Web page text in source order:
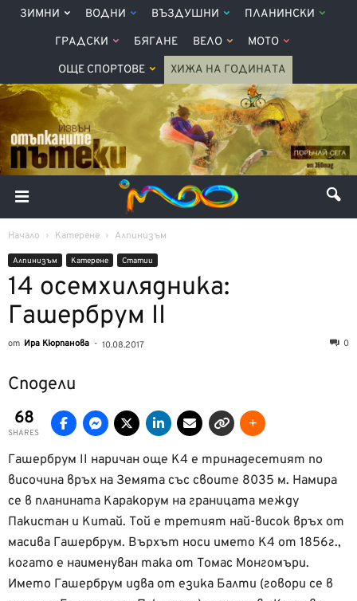
ЗИМНИ ВОДНИ ВЪЗДУШНИ ПЛАНИНСКИ
ГРАДСКИ БЯГАНЕ ВЕЛО МОТО
ОЩЕ СПОРТОВЕ ХИЖА НА ГОДИНАТА
Начало Катерене Алпинизъм
Алпинизъм Катерене Статии
14 осемхилядника:
Гашербрум II
от Ира Кюрпанова - 10.08.2017 0
Сподели
68
SHARES
Гашербрум II наричан още К4 е тринадесетият по
височина връх на Земята със своите 8035 м. Намира
се в планината Каракорум на границата между
Пакистан и Китай. Той е третият най-висок връх от
масива Гашербрум. Върхът носи името К4 от 1856г.,
когато е наименуван така от Томас Монгомъри.
Името Гашербрум идва от езика Балти (говори се в